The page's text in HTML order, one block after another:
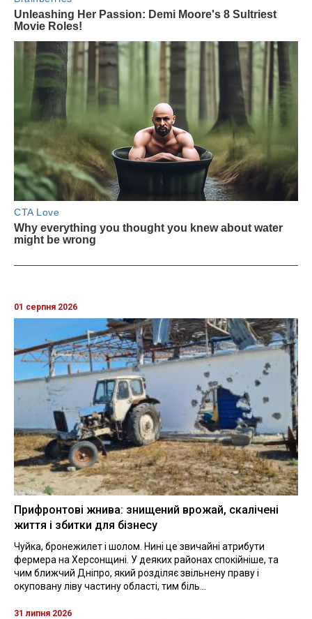
01 серпня 2026
Прифронтові жнива: знищений врожай, скалічені
життя і збитки для бізнесу
Чуйка, бронежилет і шолом. Нині це звичайні атрибути
фермера на Херсонщині. У деяких районах спокійніше, та
чим ближчий Дніпро, який розділяє звільнену праву і
окуповану ліву частину області, тим біль...
31 липня 2026